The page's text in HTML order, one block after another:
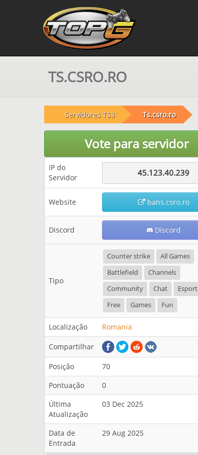
TS.CSRO.RO
Servidores TS3 Ts.csro.ro
Vote para servidor
IP do
Servidor
45.123.40.239
Website bans.csro.ro
Discord Discord
Tipo
Counter strike
All Games
Battlefield
Channels
Community
Chat
Esport
Free
Games Fun
Localização Romania
Compartilhar
Posição
70
Pontuação
0
Última
Atualização
03 Dec 2025
Data de
Entrada
29 Aug 2025